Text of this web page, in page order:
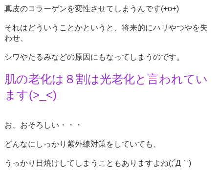
真皮のコラーゲンを変性させてしまうんです(+o+)
それはどういうことかというと、将来的にハリやつやを失
わせ、
シワやたるみなどの原因にもなってしまうのです。
肌の老化は８割は光老化と言われてい
ます(>_<)
お、おそろしい・・・
どんなにしっかり紫外線対策をしていても、
うっかり日焼けしてしまうこともありますよね(;´Д｀)